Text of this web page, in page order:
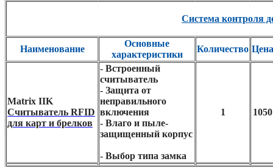
Система контроля
Наименование
Основные
характеристики
Количество Цена
Matrix IIK
Считыватель RFID
для карт и брелков
- Встроенный
считыватель
- Защита от
неправильного
включения
- Влаго и пыле-
защищенный корпус
- Выбор типа замка
1 1050